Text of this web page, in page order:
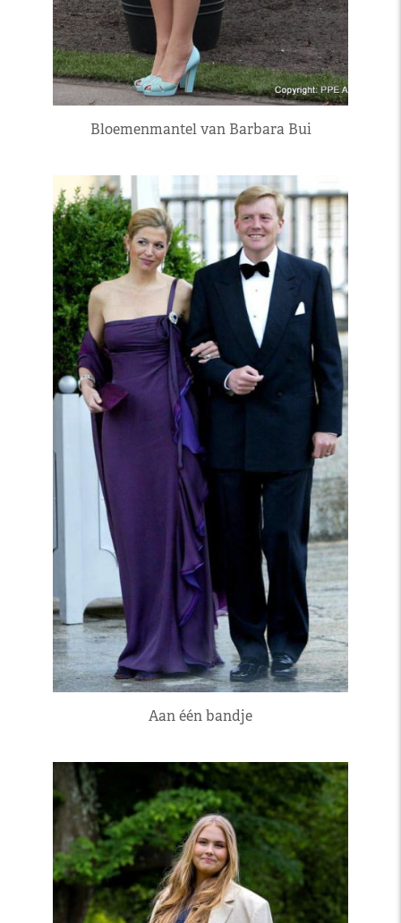
Bloemenmantel van Barbara Bui
Aan één bandje